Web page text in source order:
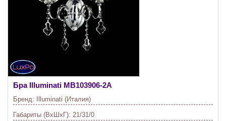
Бра Illuminati MB103906-2A
Бренд: Illuminati (Италия)
Габариты (ВхШхГ): 21/31/0